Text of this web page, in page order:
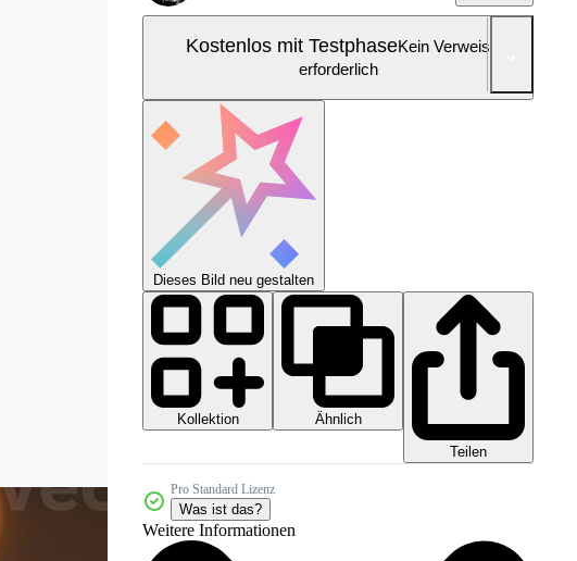
Kostenlos mit TestphaseKein Verweis
erforderlich
Dieses Bild neu gestalten
Kollektion
Ähnlich
Teilen
Pro Standard Lizenz
Was ist das?
Weitere Informationen